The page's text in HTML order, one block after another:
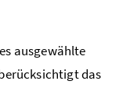
ausgewählte
das